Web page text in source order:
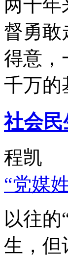
两千年
督勇敢
得意，
千万的
社会民
程凯
“党媒
以往的
生，但